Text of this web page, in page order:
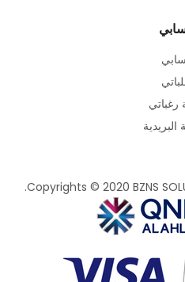
Copyrights © 2020 BZNS